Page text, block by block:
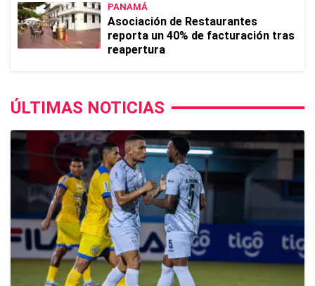
PANAMÁ
Asociación de Restaurantes
reporta un 40% de facturación tras
reapertura
ÚLTIMAS NOTICIAS